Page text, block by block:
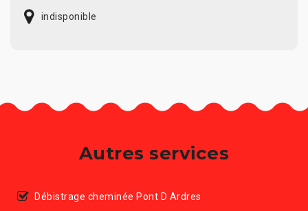
indisponible
Autres services
Débistrage cheminée Pont D Ardres